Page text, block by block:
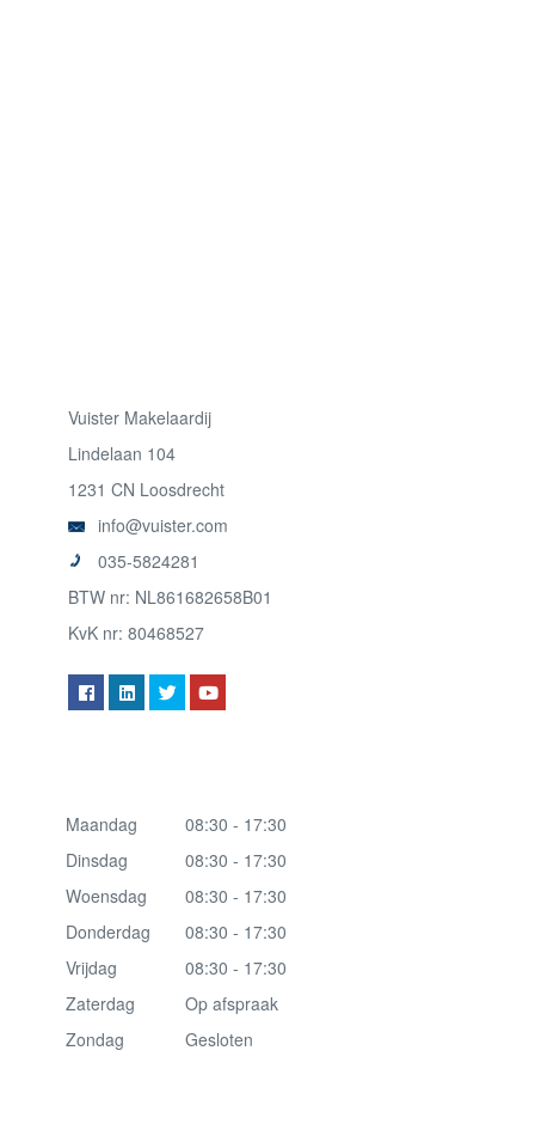
Vuister Makelaardij
Lindelaan 104
1231 CN Loosdrecht
info@vuister.com
035-5824281
BTW nr: NL861682658B01
KvK nr: 80468527
Maandag
08:30 - 17:30
Dinsdag
08:30 - 17:30
Woensdag
08:30 - 17:30
Donderdag
08:30 - 17:30
Vrijdag
08:30 - 17:30
Zaterdag
Op afspraak
Zondag
Gesloten